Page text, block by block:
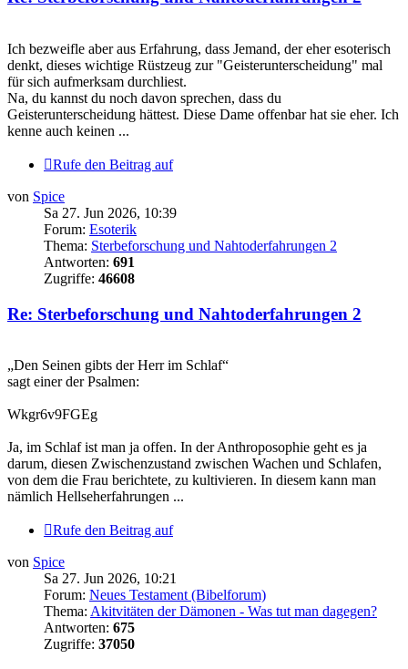
Ich bezweifle aber aus Erfahrung, dass Jemand, der eher esoterisch
denkt, dieses wichtige Rüstzeug zur "Geisterunterscheidung" mal
für sich aufmerksam durchliest.
Na, du kannst du noch davon sprechen, dass du
Geisterunterscheidung hättest. Diese Dame offenbar hat sie eher. Ich
kenne auch keinen ...
Rufe den Beitrag auf
von Spice
Sa 27. Jun 2026, 10:39
Forum: Esoterik
Thema: Sterbeforschung und Nahtoderfahrungen 2
Antworten: 691
Zugriffe: 46608
Re: Sterbeforschung und Nahtoderfahrungen 2
„Den Seinen gibts der Herr im Schlaf“
sagt einer der Psalmen:
Wkgr6v9FGEg
Ja, im Schlaf ist man ja offen. In der Anthroposophie geht es ja
darum, diesen Zwischenzustand zwischen Wachen und Schlafen,
von dem die Frau berichtete, zu kultivieren. In diesem kann man
nämlich Hellseherfahrungen ...
Rufe den Beitrag auf
von Spice
Sa 27. Jun 2026, 10:21
Forum: Neues Testament (Bibelforum)
Thema: Akitvitäten der Dämonen - Was tut man dagegen?
Antworten: 675
Zugriffe: 37050